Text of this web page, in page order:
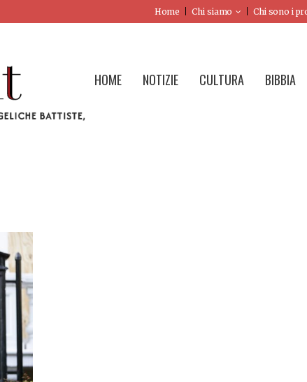
Home Chi siamo Chi sono i
HOME NOTIZIE CULTURA BIBBIA